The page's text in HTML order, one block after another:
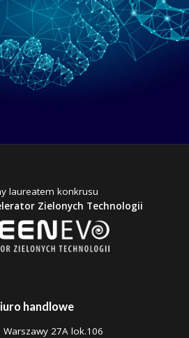
laureatem konkrusu
Zielonych Technologii
handlowe
Warszawy 27A lok.106